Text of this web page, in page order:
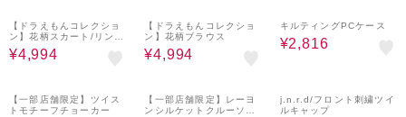
【ドラえもんコレクショ
ン】花柄スカート/リンク
コーデ
¥4,994
【ドラえもんコレクショ
ン】花柄ブラウス
¥4,994
キルティングPCケース
¥2,816
【一部店舗限定】ツイス
トモチーフチョーカー
【一部店舗限定】レーヨ
ンシルケットクルーソッ
j.n.r.d/フロント刺繍ツイ
ルキャップ